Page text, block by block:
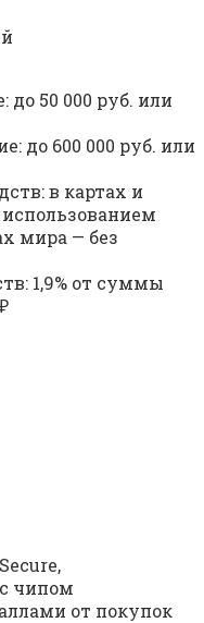
до 50 000 руб. или
до 600 000 руб. или
в картах и
мира — без
1,9% от суммы
чипом
от покупок